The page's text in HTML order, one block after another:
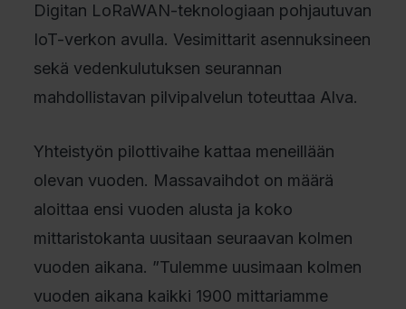
Digitan LoRaWAN-teknologiaan pohjautuvan
IoT-verkon avulla. Vesimittarit asennuksineen
sekä vedenkulutuksen seurannan
mahdollistavan pilvipalvelun toteuttaa Alva.
Yhteistyön pilottivaihe kattaa meneillään
olevan vuoden. Massavaihdot on määrä
aloittaa ensi vuoden alusta ja koko
mittaristokanta uusitaan seuraavan kolmen
vuoden aikana. ”Tulemme uusimaan kolmen
vuoden aikana kaikki 1900 mittariamme